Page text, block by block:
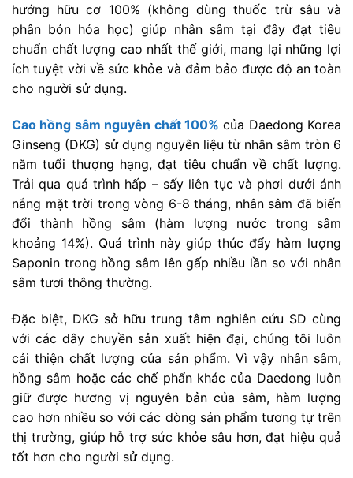
hướng hữu cơ 100% (không dùng thuốc trừ sâu và
phân bón hóa học) giúp nhân sâm tại đây đạt tiêu
chuẩn chất lượng cao nhất thế giới, mang lại những lợi
ích tuyệt vời về sức khỏe và đảm bảo được độ an toàn
cho người sử dụng.
Cao hồng sâm nguyên chất 100% của Daedong Korea
Ginseng (DKG) sử dụng nguyên liệu từ nhân sâm tròn 6
năm tuổi thượng hạng, đạt tiêu chuẩn về chất lượng.
Trải qua quá trình hấp – sấy liên tục và phơi dưới ánh
nắng mặt trời trong vòng 6-8 tháng, nhân sâm đã biến
đổi thành hồng sâm (hàm lượng nước trong sâm
khoảng 14%). Quá trình này giúp thúc đẩy hàm lượng
Saponin trong hồng sâm lên gấp nhiều lần so với nhân
sâm tươi thông thường.
Đặc biệt, DKG sở hữu trung tâm nghiên cứu SD cùng
với các dây chuyền sản xuất hiện đại, chúng tôi luôn
cải thiện chất lượng của sản phẩm. Vì vậy nhân sâm,
hồng sâm hoặc các chế phẩn khác của Daedong luôn
giữ được hương vị nguyên bản của sâm, hàm lượng
cao hơn nhiều so với các dòng sản phẩm tương tự trên
thị trường, giúp hỗ trợ sức khỏe sâu hơn, đạt hiệu quả
tốt hơn cho người sử dụng.